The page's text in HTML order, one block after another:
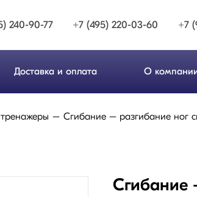
240-90-77 +7 (495) 220-03-60 +7
Доставка и оплата О
Сгибание – разгибание ног
Сгибание